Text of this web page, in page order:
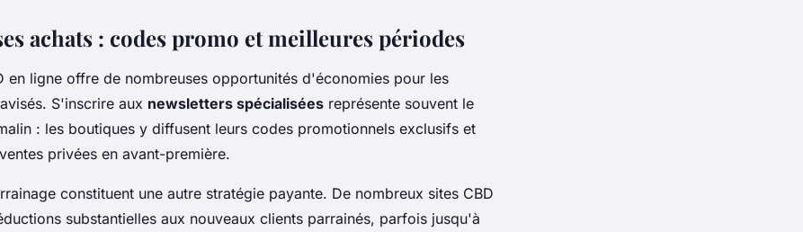
achats : codes promo et meilleures périodes
en ligne offre de nombreuses opportunités d'économies pour les
S'inscrire aux newsletters spécialisées représente souvent le
: les boutiques y diffusent leurs codes promotionnels exclusifs et
privées en avant-première.
constituent une autre stratégie payante. De nombreux sites CBD
substantielles aux nouveaux clients parrainés, parfois jusqu'à